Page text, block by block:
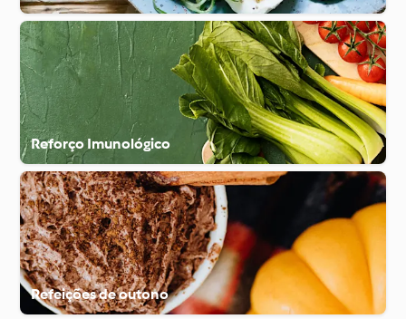
Reforço Imunológico
Refeições de outono